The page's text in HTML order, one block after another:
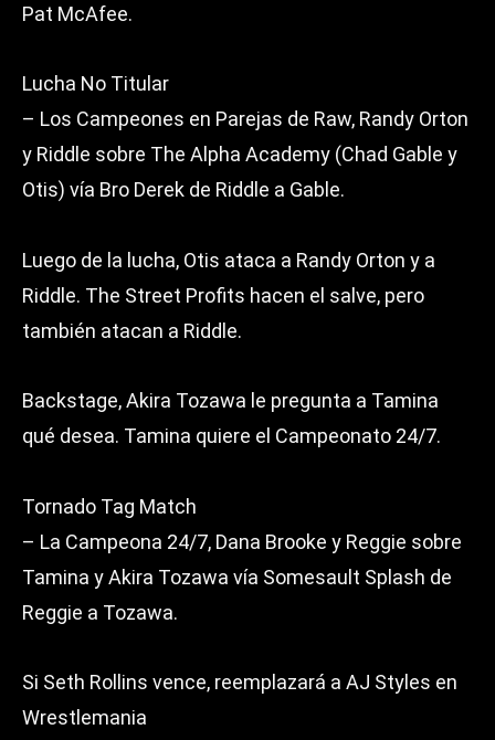
Pat McAfee.
Lucha No Titular
– Los Campeones en Parejas de Raw, Randy Orton
y Riddle sobre The Alpha Academy (Chad Gable y
Otis) vía Bro Derek de Riddle a Gable.
Luego de la lucha, Otis ataca a Randy Orton y a
Riddle. The Street Profits hacen el salve, pero
también atacan a Riddle.
Backstage, Akira Tozawa le pregunta a Tamina
qué desea. Tamina quiere el Campeonato 24/7.
Tornado Tag Match
– La Campeona 24/7, Dana Brooke y Reggie sobre
Tamina y Akira Tozawa vía Somesault Splash de
Reggie a Tozawa.
Si Seth Rollins vence, reemplazará a AJ Styles en
Wrestlemania